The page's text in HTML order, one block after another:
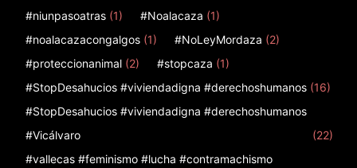
#niunpasoatras (1) #Noalacaza (1)
#noalacazacongalgos (1) #NoLeyMordaza (2)
#proteccionanimal (2) #stopcaza (1)
#StopDesahucios #viviendadigna #derechoshumanos (16)
#StopDesahucios #viviendadigna #derechoshumanos
#Vicálvaro
(22)
#vallecas #feminismo #lucha #contramachismo